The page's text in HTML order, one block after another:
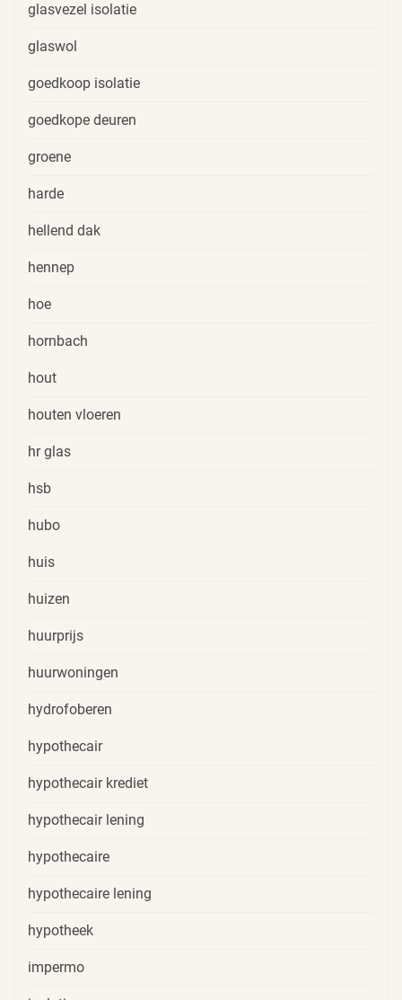
glasvezel isolatie
glaswol
goedkoop isolatie
goedkope deuren
groene
harde
hellend dak
hennep
hoe
hornbach
hout
houten vloeren
hr glas
hsb
hubo
huis
huizen
huurprijs
huurwoningen
hydrofoberen
hypothecair
hypothecair krediet
hypothecair lening
hypothecaire
hypothecaire lening
hypotheek
impermo